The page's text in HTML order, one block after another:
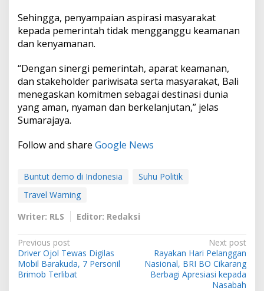
s
a
t
a
n
A
m
a
Sehingga, penyampaian aspirasi masyarakat
kepada pemerintah tidak mengganggu keamanan
dan kenyamanan.
“Dengan sinergi pemerintah, aparat keamanan,
dan stakeholder pariwisata serta masyarakat, Bali
menegaskan komitmen sebagai destinasi dunia
yang aman, nyaman dan berkelanjutan,” jelas
Sumarajaya.
Follow and share Google News
Buntut demo di Indonesia
Suhu Politik
Travel Warning
Writer: RLS
Editor: Redaksi
P
o
s
Previous post
Driver Ojol Tewas Digilas
Mobil Barakuda, 7 Personil
Brimob Terlibat
Next post
Rayakan Hari Pelanggan
Nasional, BRI BO Cikarang
Berbagi Apresiasi kepada
Nasabah